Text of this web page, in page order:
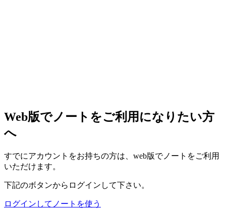
Web版でノートをご利用になりたい方
へ
すでにアカウントをお持ちの方は、web版でノートをご利用
いただけます。
下記のボタンからログインして下さい。
ログインしてノートを使う